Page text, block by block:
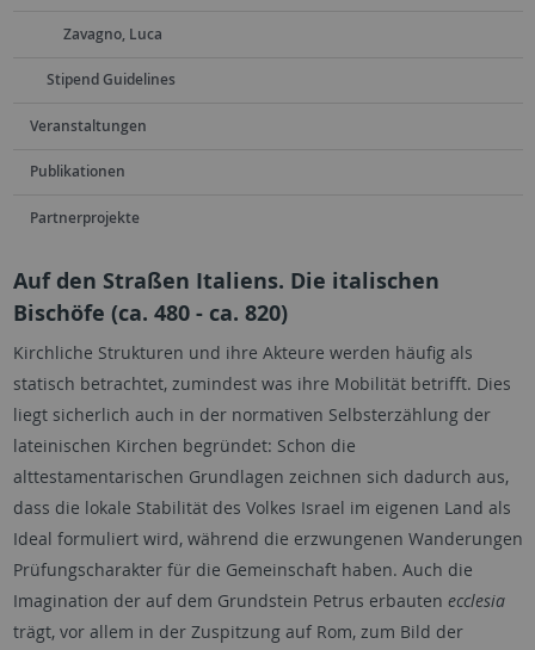
Zavagno, Luca
Stipend Guidelines
Veranstaltungen
Publikationen
Partnerprojekte
Auf den Straßen Italiens. Die italischen
Bischöfe (ca. 480 - ca. 820)
Kirchliche Strukturen und ihre Akteure werden häufig als
statisch betrachtet, zumindest was ihre Mobilität betrifft. Dies
liegt sicherlich auch in der normativen Selbsterzählung der
lateinischen Kirchen begründet: Schon die
alttestamentarischen Grundlagen zeichnen sich dadurch aus,
dass die lokale Stabilität des Volkes Israel im eigenen Land als
Ideal formuliert wird, während die erzwungenen Wanderungen
Prüfungscharakter für die Gemeinschaft haben. Auch die
Imagination der auf dem Grundstein Petrus erbauten ecclesia
trägt, vor allem in der Zuspitzung auf Rom, zum Bild der